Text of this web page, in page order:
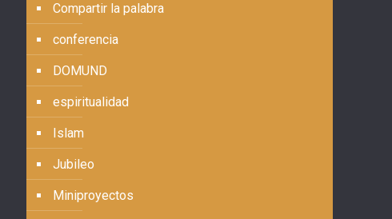
Compartir la palabra
conferencia
DOMUND
espiritualidad
Islam
Jubileo
Miniproyectos